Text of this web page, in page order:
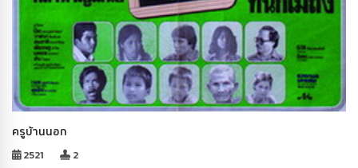
ครูบ้านนอก
2521 2